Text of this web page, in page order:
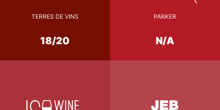
TERRES DE VINS
18/20
PARKER
N/A